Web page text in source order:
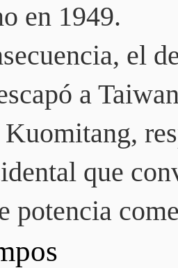
en 1949.
el
a
que
potencia